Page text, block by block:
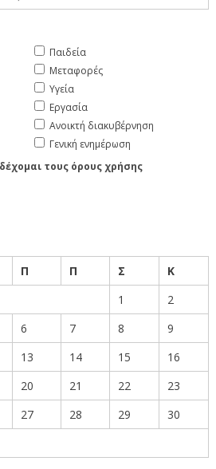
Παιδεία
Μεταφορές
Υγεία
Εργασία
Ανοικτή διακυβέρνηση
Γενική ενημέρωση
τους όρους χρήσης
Π Π Σ
Κ
1
2
6 7 8
9
13 14 15
16
20 21 22
23
27 28 29
30